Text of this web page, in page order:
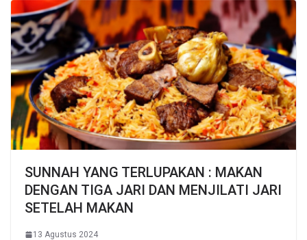
SUNNAH YANG TERLUPAKAN : MAKAN
DENGAN TIGA JARI DAN MENJILATI JARI
SETELAH MAKAN
13 Agustus 2024